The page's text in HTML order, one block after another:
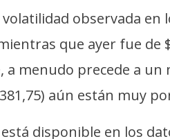
observada
que ayer fue
menudo precede a
aún están muy
disponible en los